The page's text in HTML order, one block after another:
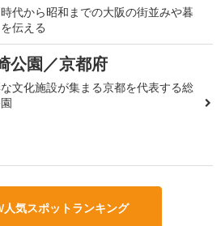
代から昭和までの大阪の街並みや暮
伝える
公園／京都府
文化施設が集まる京都を代表する総
人気スポットランキング